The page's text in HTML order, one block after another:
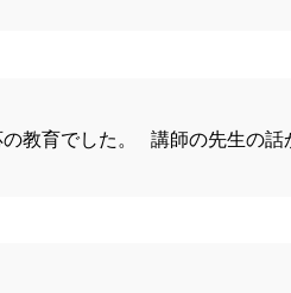
教育でした。 講師の先生の